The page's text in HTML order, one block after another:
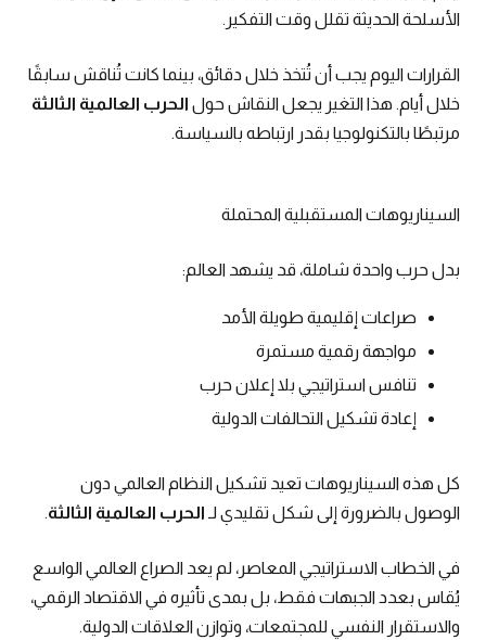
الأسلحة الحديثة تقلل وقت التفكير.
القرارات اليوم يجب أن تُتخذ خلال دقائق، بينما كانت تُناقش سابقًا
خلال أيام. هذا التغير يجعل النقاش حول الحرب العالمية الثالثة
مرتبطًا بالتكنولوجيا بقدر ارتباطه بالسياسة.
السيناريوهات المستقبلية المحتملة
بدل حرب واحدة شاملة، قد يشهد العالم:
صراعات إقليمية طويلة الأمد
مواجهة رقمية مستمرة
تنافس استراتيجي بلا إعلان حرب
إعادة تشكيل التحالفات الدولية
كل هذه السيناريوهات تعيد تشكيل النظام العالمي دون
الوصول بالضرورة إلى شكل تقليدي لـ الحرب العالمية الثالثة.
في الخطاب الاستراتيجي المعاصر، لم يعد الصراع العالمي الواسع
يُقاس بعدد الجبهات فقط، بل بمدى تأثيره في الاقتصاد الرقمي،
والاستقرار النفسي للمجتمعات، وتوازن العلاقات الدولية.